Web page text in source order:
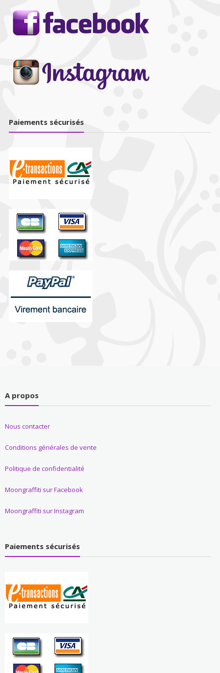
Paiements sécurisés
A propos
Nous contacter
Conditions générales de vente
Politique de confidentialité
Moongraffiti sur Facebook
Moongraffiti sur Instagram
Paiements sécurisés